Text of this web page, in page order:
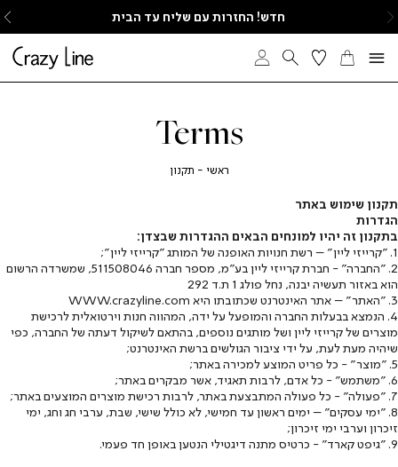
חדש! החזרות עם שליח עד הבית
Terms
ראשי ראשיתקנון
תקנון שימוש באתר
הגדרות
בתקנון זה יהיו למונחים הבאים ההגדרות שבצדן:
1. "קרייזי ליין" – רשת חנויות האופנה של המותג "קרייזי ליין";
2. "החברה" - חברת קרייזי ליין בע"מ, מספר חברה 511508046, שמשרדה הרשום
הוא באזור תעשיה יבנה, נחל פולג 1 ת.ד 292
3. "האתר" – אתר האינטרנט שכתובתו היא WWW.crazyline.com
4. הנמצא בבעלות החברה והמופעל על ידה, המהווה חנות וירטואלית לרכישת
מוצרים של קרייזי ליין ושל מותגים נוספים, בהתאם לשיקול דעתה של החברה, כפי
שיהיה מעת לעת, על ידי ציבור הגולשים ברשת האינטרנט;
5. "מוצר" - כל פריט המוצע למכירה באתר;
6. "משתמש" - כל אדם, לרבות תאגיד, אשר מבקרים באתר;
7. "פעולה" - כל פעולה המתבצעת באתר, לרבות רכישת מוצרים המוצעים באתר;
8. "ימי עסקים" – ימים ראשון עד חמישי, לא כולל שישי, שבת, ערבי חג וחג, ימי
זיכרון וערבי ימי זיכרון;
9. "גיפט קארד" - כרטיס מתנה דיגטילי הנטען באופן חד פעמי.